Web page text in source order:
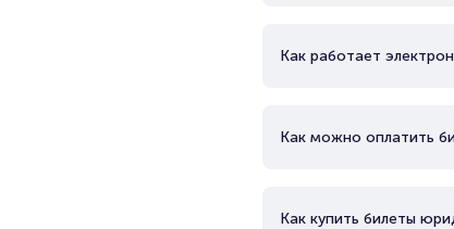
Как работает
Как можно оплатить
Как купить билеты